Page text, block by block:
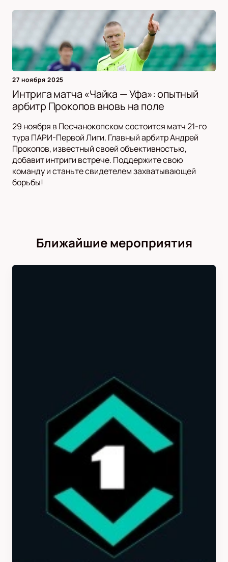
27 ноября 2025
Интрига матча «Чайка — Уфа»: опытный
арбитр Прокопов вновь на поле
29 ноября в Песчанокопском состоится матч 21-го
тура ПАРИ-Первой Лиги. Главный арбитр Андрей
Прокопов, известный своей объективностью,
добавит интриги встрече. Поддержите свою
команду и станьте свидетелем захватывающей
борьбы!
Ближайшие мероприятия